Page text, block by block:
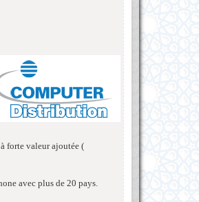
forte valeur ajoutée (
avec plus de 20 pays.